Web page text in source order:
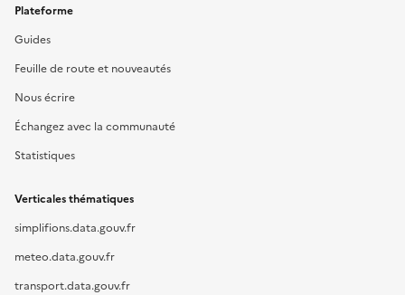
Plateforme
Guides
Feuille de route et nouveautés
Nous écrire
Échangez avec la communauté
Statistiques
Verticales thématiques
simplifions.data.gouv.fr
meteo.data.gouv.fr
transport.data.gouv.fr